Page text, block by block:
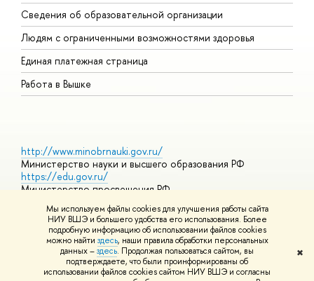
Мы используем файлы cookies для улучшения работы сайта
НИУ ВШЭ и большего удобства его использования. Более
подробную информацию об использовании файлов cookies
можно найти здесь, наши правила обработки персональных
данных –здесь. Продолжая пользоваться сайтом, вы
подтверждаете, что были проинформированы об
использовании файлов cookies сайтом НИУ ВШЭ и согласны
✖
Сведения об образовательной организации
Людям с ограниченными возможностями здоровья
Единая платежная страница
Работа в Вышке
http://www.minobrnauki.gov.ru/
Министерство науки и высшего образования РФ
https://edu.gov.ru/
Министерство просвещения РФ
Массовые открытые онлайн-курсы
© НИУ ВШЭ 1993–2026 Адреса и контактыУсловия
использования материалов Политика конфиденциальности